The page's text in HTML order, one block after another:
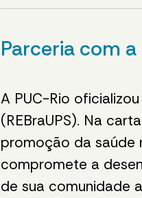
Parceria com
A PUC-Rio
(REBraUPS). Na
promoção da saúde
compromete a
de sua comunidade